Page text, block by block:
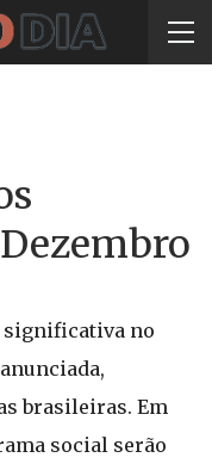
significativa no
brasileiras. Em
social serão